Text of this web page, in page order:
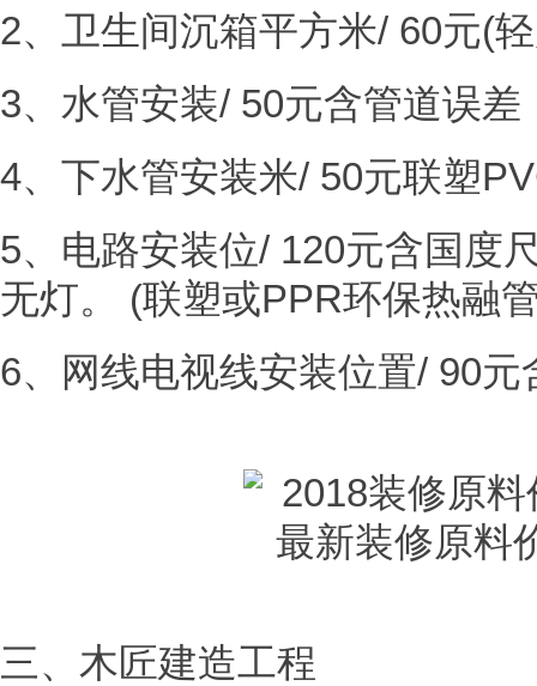
2、卫生间沉箱平方米/ 60元(
3、水管安装/ 50元含管道误差
4、下水管安装米/ 50元联塑
5、电路安装位/ 120元含国度
无灯。 (联塑或PPR环保热融
6、网线电视线安装位置/ 90元
三、木匠建造工程